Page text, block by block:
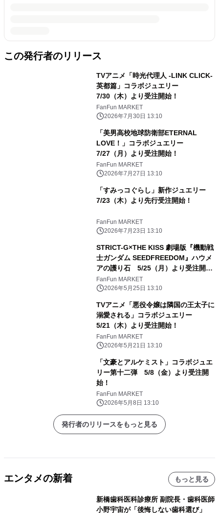
この発行者のリリース
TVアニメ「時光代理人 -LINK CLICK-
英都篇」コラボジュエリー
7/30（木）より受注開始！
FanFun MARKET
2026年7月30日 13:10
「美男高校地球防衛部ETERNAL
LOVE！」コラボジュエリー
7/27（月）より受注開始！
FanFun MARKET
2026年7月27日 13:10
「すみっコぐらし」新作ジュエリー
7/23（木）より先行受注開始！
FanFun MARKET
2026年7月23日 13:10
STRICT-G×THE KISS 劇場版『機動戦
士ガンダム SEEDFREEDOM』ハウメ
アの護り石 5/25（月）より受注開
始！
FanFun MARKET
2026年5月25日 13:10
TVアニメ「悪役令嬢は隣国の王太子に
溺愛される」コラボジュエリー
5/21（木）より受注開始！
FanFun MARKET
2026年5月21日 13:10
「文豪とアルケミスト」コラボジュエ
リー第十二弾 5/8（金）より受注開
始！
FanFun MARKET
2026年5月8日 13:10
発行者のリリースをもっと見る
エンタメの新着 もっと見る
新橋歯科医科診療所 副院長・歯科医師
小野宇宙が「後悔しない歯科選び」